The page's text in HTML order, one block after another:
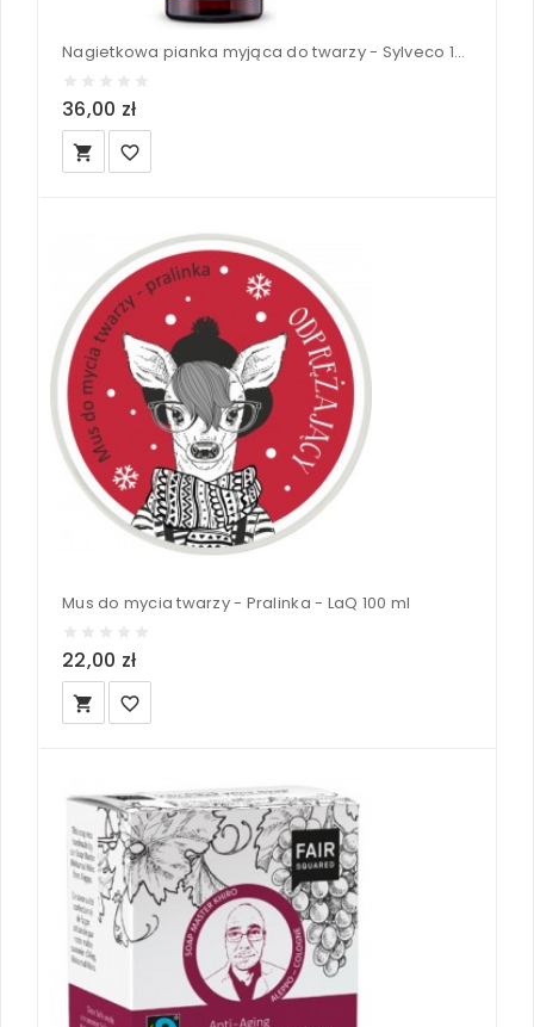
Nagietkowa pianka myjąca do twarzy - Sylveco 150 ml
36,00 zł
local_grocery_store favorite_border
Mus do mycia twarzy - Pralinka - LaQ 100 ml
22,00 zł
local_grocery_store favorite_border